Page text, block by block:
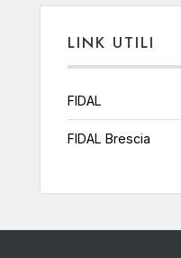
LINK UTILI
FIDAL
FIDAL Brescia